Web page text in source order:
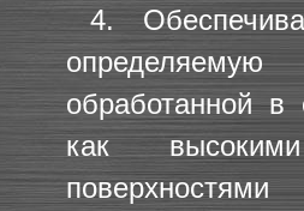
4.
обработанной в
как